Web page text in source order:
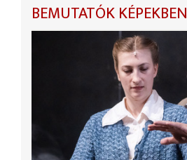
BEMUTATÓK KÉPEKBEN